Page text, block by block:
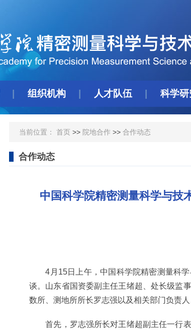
组织机构 人才队伍 科学研
当前位置： 首页 >> 院地合作 >> 合作动态
合作动态
中国科学院精密测量科学与技
4月15日上午，中国科学院精密测量科学
谈。山东省国资委副主任王绪超、处长级监
数所、测地所所长罗志强以及相关部门负责
首先，罗志强所长对王绪超副主任一行表